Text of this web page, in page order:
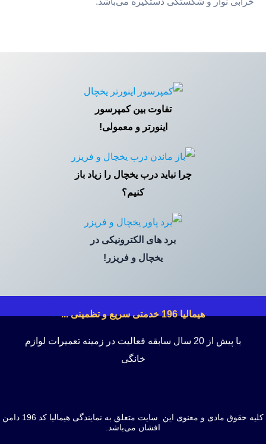
تفاوت بین کمپرسور
اینورتر و معمولی!
چرا نباید درب یخچال را زیاد باز
کنیم؟
برد های الکترونیکی در
یخچال و فریزر!
هیمالیا 196 خدمتی سریع و تظمینی ...
با پیش از 20 سال سابقه فعالیت در زمینه تعمیرات لوازم
خانگی
کلیه حقوق مادی و معنوی این سایت متعلق به نمایندگی هیمالیا کد 196 دامن
افشان می‌باشد.